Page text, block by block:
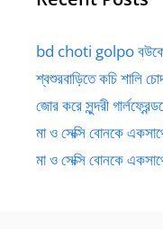
bd choti golpo বউকে
শ্বশুরবাড়িতে কচি শালি
জোর করে সুন্দরী
মা ও সেক্সি বোনকে
মা ও সেক্সি বোনকে